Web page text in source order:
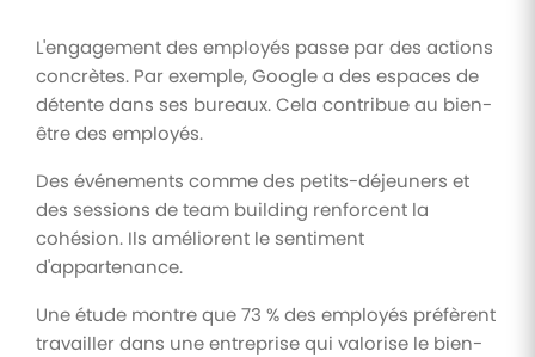
L'engagement des employés passe par des actions
concrètes. Par exemple, Google a des espaces de
détente dans ses bureaux. Cela contribue au bien-
être des employés.
Des événements comme des petits-déjeuners et
des sessions de team building renforcent la
cohésion. Ils améliorent le sentiment
d'appartenance.
Une étude montre que 73 % des employés préfèrent
travailler dans une entreprise qui valorise le bien-